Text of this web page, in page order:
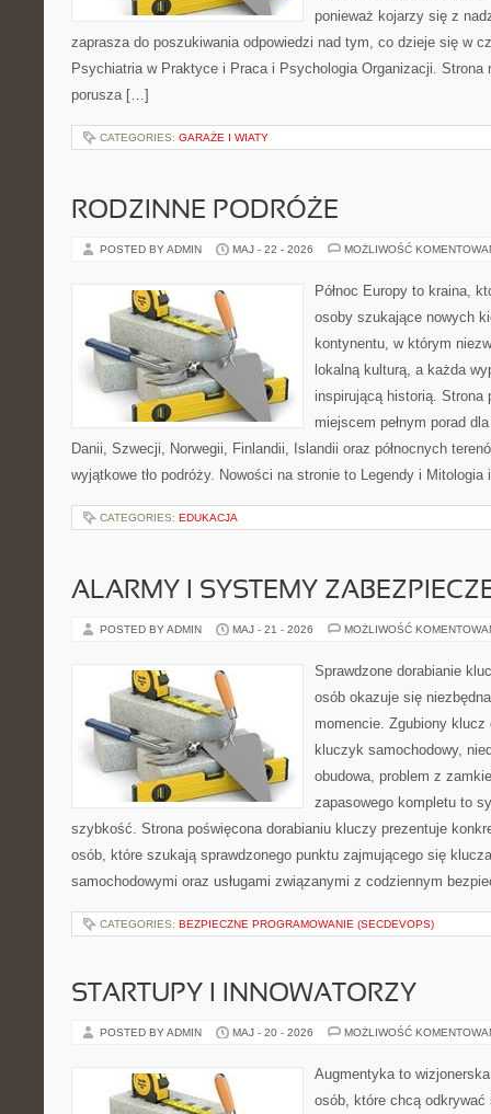
ponieważ kojarzy się z
zaprasza do poszukiwania odpowiedzi nad tym, co dzieje się w
Psychiatria w Praktyce i Praca i Psychologia Organizacji. Strona
porusza […]
CATEGORIES: GARAŻE I WIATY
RODZINNE PODRÓŻE
POSTED BY ADMIN MAJ - 22 - 2026 MOŻLIWOŚĆ
Północ Europy to kraina,
osoby szukające nowych
kontynentu, w którym
lokalną kulturą, a każda
inspirującą historią.
miejscem pełnym porad
Danii, Szwecji, Norwegii, Finlandii, Islandii oraz północnych
wyjątkowe tło podróży. Nowości na stronie to Legendy i
CATEGORIES: EDUKACJA
ALARMY I SYSTEMY
POSTED BY ADMIN MAJ - 21 - 2026 MOŻLIWOŚĆ
Sprawdzone dorabianie
osób okazuje się
momencie. Zgubiony
kluczyk samochodowy,
obudowa, problem z
zapasowego kompletu to
szybkość. Strona poświęcona dorabianiu kluczy prezentuje
osób, które szukają sprawdzonego punktu zajmującego się
samochodowymi oraz usługami związanymi z codziennym
CATEGORIES: BEZPIECZNE PROGRAMOWANIE (SECDEVOPS)
STARTUPY I INNOWATORZY
POSTED BY ADMIN MAJ - 20 - 2026 MOŻLIWOŚĆ
Augmentyka to
osób, które chcą odkrywać